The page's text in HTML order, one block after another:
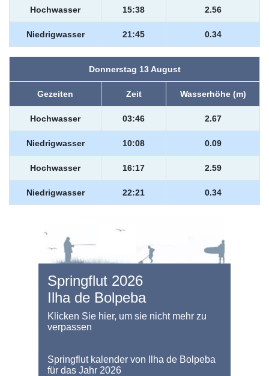
Hochwasser 15:38 2.56
Niedrigwasser 21:45 0.34
Donnerstag 13 August
Gezeiten Zeit Wasserhöhe (m)
Hochwasser 03:46 2.67
Niedrigwasser 10:08 0.09
Hochwasser 16:17 2.59
Niedrigwasser 22:21 0.34
Springflut 2026
Ilha de Bolpeba
Klicken Sie hier, um sie nicht mehr zu
verpassen
Springflut kalender von Ilha de Bolpeba
für das Jahr 2026